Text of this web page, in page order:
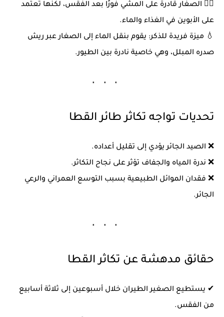
🚶‍♂️ الصغار قادرة على المشي فورًا بعد الفقس، لكنها تعتمد
على الأبوين في الغذاء والماء.
💧 ميزة فريدة للذكر: يقوم بنقل الماء إلى الصغار عبرريش
صدره المبلل، وهي خاصية نادرة بين الطيور.
تحديات تواجه تكاثر طائر القطا
❌ الصيد الجائريؤدي إلى تقليل أعداده.
❌ ندرة المياه والجفاف تؤثر على نجاح التكاثر.
❌ فقدان الموائل الطبيعية بسبب التوسع العمراني والرعي
الجائر.
حقائق مدهشة عن تكاثر القطا
✔ يستطيع الصغير الطيران خلال أسبوعين إلى ثلاثة أسابيع
من الفقس.